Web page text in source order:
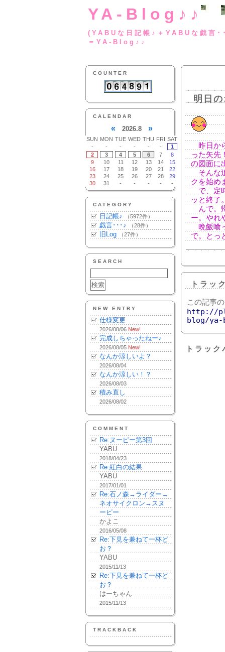
YA-Blog♪♪
(YABUな日記帳♪
＝YA-Blog♪♪
COUNTER
CALENDAR
« 2026.8 »
SUN MON TUE WED THU FRI SAT
-
- - - - -
1
2
3 4 5 6 7
8
9
10 11 12 13 14
15
16
17 18 19 20 21
22
23
24 25 26 27 28
29
30
31 - - - - -
CATEGORY
日記帳♪ （5972件）
戯言･･･♪ （28件）
旧Log （27件）
SEARCH
NEW ENTRY
仕様変更
2026/08/06 New!
完成しちゃったねー♪
2026/08/05 New!
なんか涼しいよ？
2026/08/04
なんか涼しい！？
2026/08/03
積み直し
2026/08/02
COMMENT
Re:ヌーピー第3回
YABU
2018/04/23
Re:紅白の結果
YABU
2017/01/01
Re:石ノ森→ライダー→
ネオサイクロン→スヌ
ーピー
かよこ
2016/05/08
Re:下見を兼ねて一杯ど
お？
YABU
2015/11/13
Re:下見を兼ねて一杯ど
お？
はーちゃん
2015/11/13
TRACKBACK
明日
昨日か
った矢先
の図面に
そんな
クを始め
で、定
ッと終了
んで。
ー。やれ
晩飯喰
で。とっ
トラッ
この記事
http://
blog/ya-
トラッ